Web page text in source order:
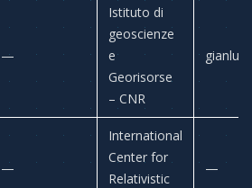
—
Istituto di
geoscienze
e
Georisorse
– CNR
—
International
Center for
Relativistic
—